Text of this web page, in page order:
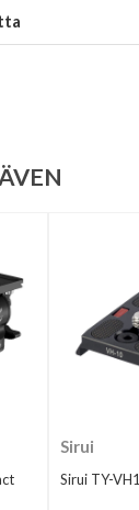
Sirui
Sirui TY-